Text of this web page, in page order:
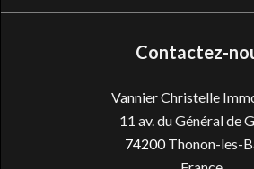
Contactez-
Vannier Christelle
11 av. du Général de
74200Thonon-les-